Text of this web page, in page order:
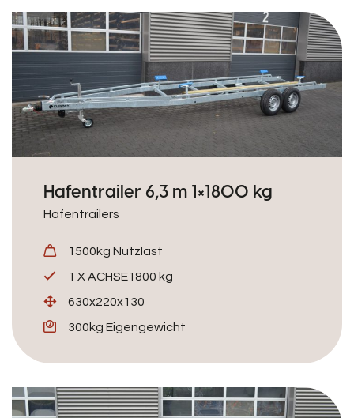
Hafentrailer 6,3 m 1×1800 kg
Hafentrailers
1500kg Nutzlast
1 X ACHSE1800 kg
630x220x130
300kg Eigengewicht